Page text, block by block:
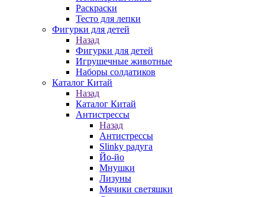
Раскраски
Тесто для лепки
Фигурки для детей
Назад
Фигурки для детей
Игрушечные животные
Наборы солдатиков
Каталог Китай
Назад
Каталог Китай
Антистрессы
Назад
Антистрессы
Slinky радуга
Йо-йо
Мнушки
Лизуны
Мячики светяшки